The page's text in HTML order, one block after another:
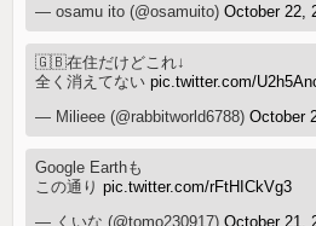
— osamu ito (@osamuito)October 22,
🇬🇧在住だけどこれ↓
全く消えてないpic.twitter.com/
— Milieee (@rabbitworld6788)October
Google Earthも
この通りpic.twitter.com/rFtHICkVg3
— くいな (@tomo230917)October 21,